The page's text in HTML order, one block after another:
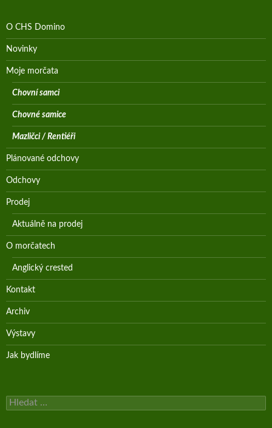
O CHS Domino
Novinky
Moje morčata
Chovní samci
Chovné samice
Mazličci / Rentiéři
Plánované odchovy
Odchovy
Prodej
Aktuálně na prodej
O morčatech
Anglický crested
Kontakt
Archiv
Výstavy
Jak bydlíme
Vyhledávání